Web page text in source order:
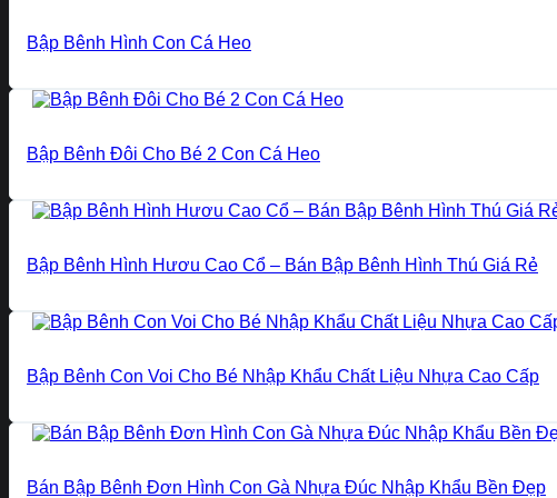
Bập Bênh Hình Con Cá Heo
Bập Bênh Đôi Cho Bé 2 Con Cá Heo
Bập Bênh Hình Hươu Cao Cổ – Bán Bập Bênh Hình Thú Giá Rẻ
Bập Bênh Con Voi Cho Bé Nhập Khẩu Chất Liệu Nhựa Cao Cấp
Bán Bập Bênh Đơn Hình Con Gà Nhựa Đúc Nhập Khẩu Bền Đẹp